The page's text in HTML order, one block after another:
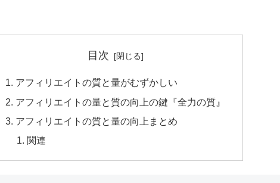
目次
アフィリエイトの質と量がむずかしい
アフィリエイトの量と質の向上の鍵『全力の質』
アフィリエイトの質と量の向上まとめ
関連